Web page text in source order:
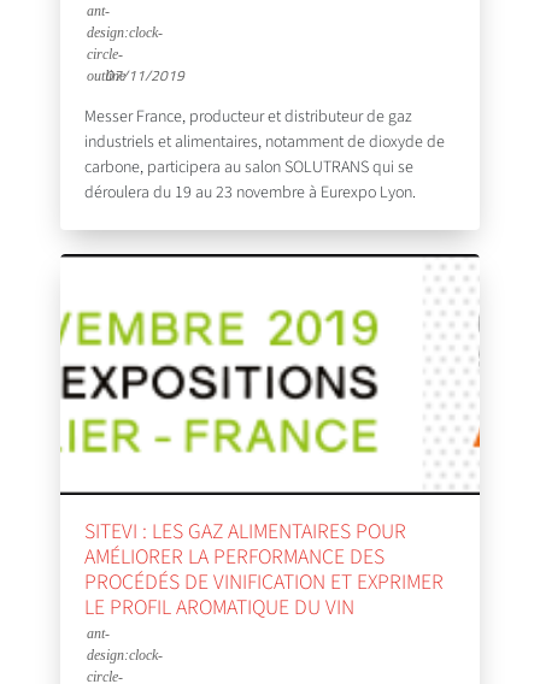
07/11/2019
Messer France, producteur et distributeur de gaz
industriels et alimentaires, notamment de dioxyde de
carbone, participera au salon SOLUTRANS qui se
déroulera du 19 au 23 novembre à Eurexpo Lyon.
SITEVI : LES GAZ ALIMENTAIRES POUR
AMÉLIORER LA PERFORMANCE DES
PROCÉDÉS DE VINIFICATION ET EXPRIMER
LE PROFIL AROMATIQUE DU VIN